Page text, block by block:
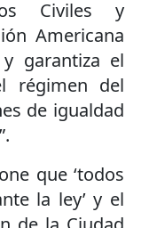
Civiles y
Americana
garantiza el
régimen del
de igualdad
que ‘todos
la ley’ y el